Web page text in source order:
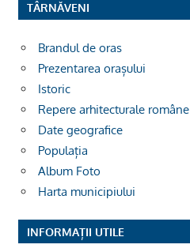
TÂRNĂVENI
Brandul de oras
Prezentarea orașului
Istoric
Repere arhitecturale române
Date geografice
Populația
Album Foto
Harta municipiului
INFORMAȚII UTILE